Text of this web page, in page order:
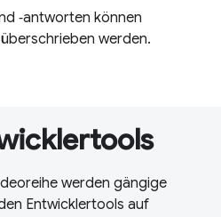
‑antworten können
werden.
werden gängige
Entwicklertools auf